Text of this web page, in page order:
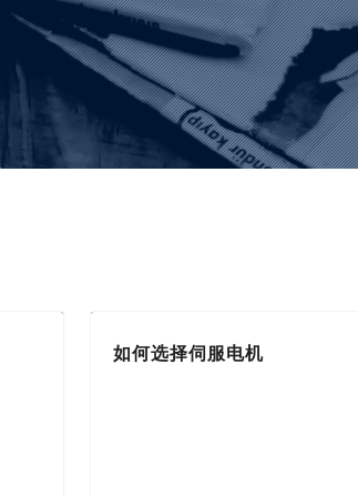
如何选择伺服电机